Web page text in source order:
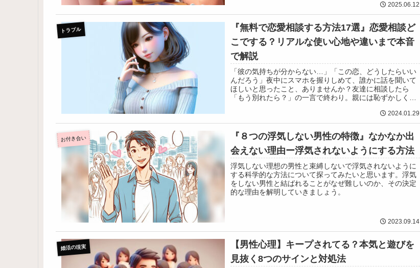
2025.06.12
トラブル
『無料で恋愛相談する方法17選』恋愛相談ど
こでする？リアルな使い心地や違いまで本音
で解説
「彼の気持ちが分からない…」「この恋、どうしたらいい
んだろう」夜中にスマホを握りしめて、誰かに話を聞いて
ほしいと思ったこと、ありませんか？友達に相談したら
「もう別れたら？」の一言で終わり。親には恥ずかしくて
2024.01.29
お付き合い
『８つの浮気しない男性の特徴』なかなか出
会えない理由ー浮気されないようにする方法
浮気しない理想の男性と束縛しないで浮気されないように
する科学的な方法について探ってみたいと思います。浮気
をしない男性と結ばれることがなぜ難しいのか、その決定
的な理由を解明していきましょう。
2023.09.14
婚活の現実
【男性心理】キープされてる？本気と遊びを
見抜く8つのサインと対処法